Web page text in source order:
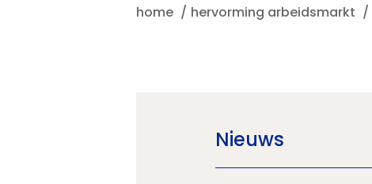
home hervorming arbeidsmarkt
Nieuws